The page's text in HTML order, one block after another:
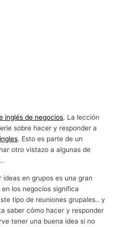
inglés de negocios. La lección
sobre hacer y responder a
. Esto es parte de un
otro vistazo a algunas de
en grupos es una gran
los negocios significa
tipo de reuniones grupales.. y
saber cómo hacer y responder
tener una buena idea si no